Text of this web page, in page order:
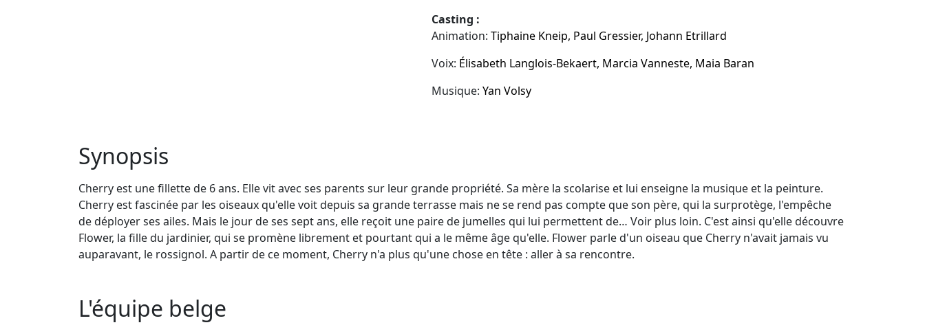
Casting :
Animation: Tiphaine Kneip, Paul Gressier, Johann Etrillard
Voix: Élisabeth Langlois-Bekaert, Marcia Vanneste, Maia Baran
Musique: Yan Volsy
Synopsis
Cherry est une fillette de 6 ans. Elle vit avec ses parents sur leur grande propriété. Sa mère la scolarise et lui enseigne la musique et la peinture.
Cherry est fascinée par les oiseaux qu'elle voit depuis sa grande terrasse mais ne se rend pas compte que son père, qui la surprotège, l'empêche
de déployer ses ailes. Mais le jour de ses sept ans, elle reçoit une paire de jumelles qui lui permettent de… Voir plus loin. C'est ainsi qu'elle découvre
Flower, la fille du jardinier, qui se promène librement et pourtant qui a le même âge qu'elle. Flower parle d'un oiseau que Cherry n'avait jamais vu
auparavant, le rossignol. A partir de ce moment, Cherry n'a plus qu'une chose en tête : aller à sa rencontre.
L'équipe belge